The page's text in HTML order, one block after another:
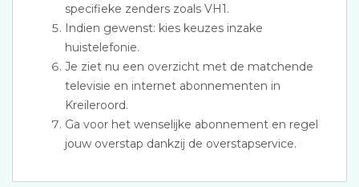
specifieke zenders zoals VH1.
Indien gewenst: kies keuzes inzake
huistelefonie.
Je ziet nu een overzicht met de matchende
televisie en internet abonnementen in
Kreileroord.
Ga voor het wenselijke abonnement en regel
jouw overstap dankzij de overstapservice.